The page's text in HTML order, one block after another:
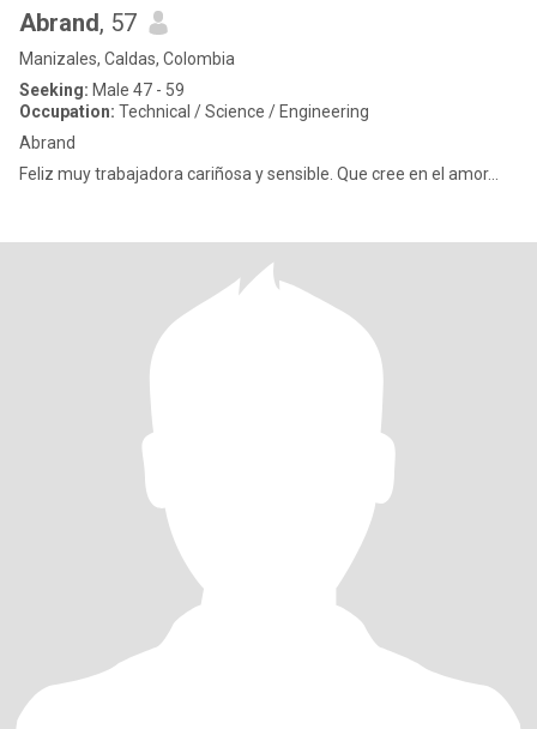
Abrand, 57
Manizales, Caldas, Colombia
Seeking: Male 47 - 59
Occupation: Technical / Science / Engineering
Abrand
Feliz muy trabajadora cariñosa y sensible. Que cree en el amor...